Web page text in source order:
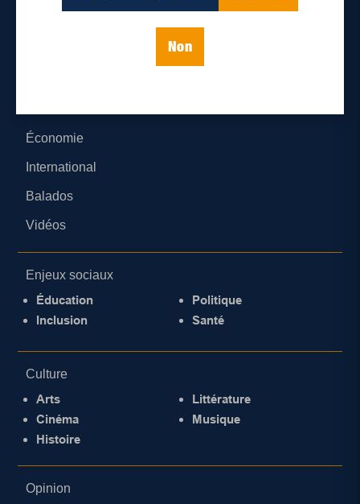
Non
Économie
International
Balados
Vidéos
Enjeux sociaux
Éducation
Inclusion
Politique
Santé
Culture
Arts
Cinéma
Histoire
Littérature
Musique
Opinion